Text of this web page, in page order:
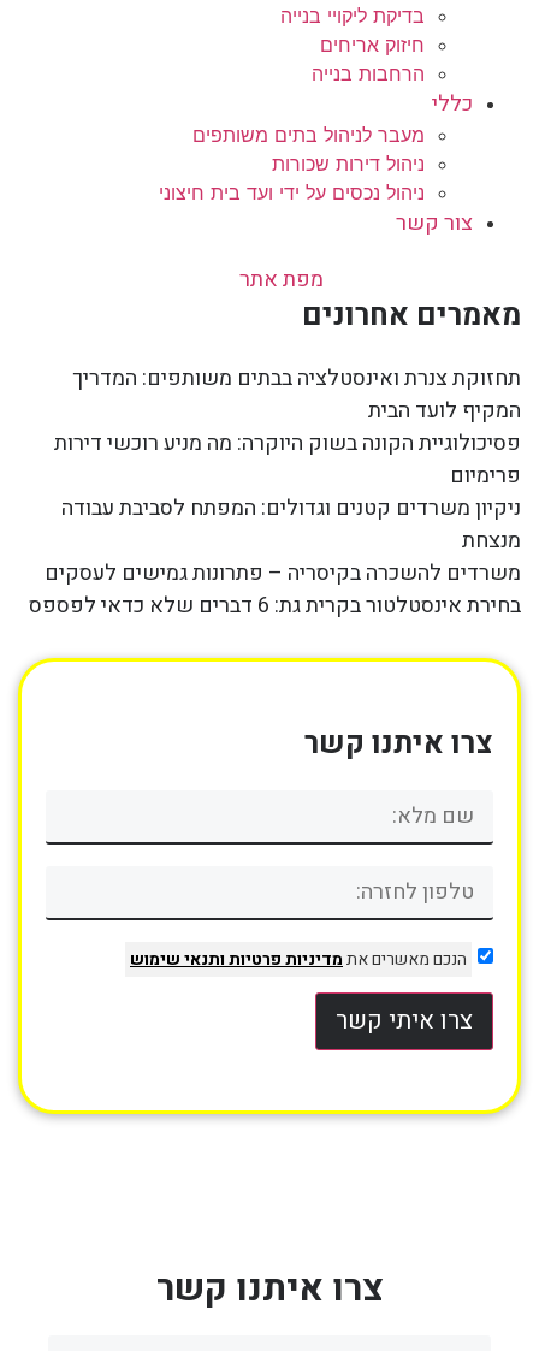
בדיקת ליקויי בנייה
חיזוק אריחים
הרחבות בנייה
כללי
מעבר לניהול בתים משותפים
ניהול דירות שכורות
ניהול נכסים על ידי ועד בית חיצוני
צור קשר
מפת אתר
מאמרים אחרונים
תחזוקת צנרת ואינסטלציה בבתים משותפים: המדריך
המקיף לועד הבית
פסיכולוגיית הקונה בשוק היוקרה: מה מניע רוכשי דירות
פרימיום
ניקיון משרדים קטנים וגדולים: המפתח לסביבת עבודה
מנצחת
משרדים להשכרה בקיסריה – פתרונות גמישים לעסקים
בחירת אינסטלטור בקרית גת: 6 דברים שלא כדאי לפספס
צרו איתנו קשר
הנכם מאשרים אתמדיניות פרטיותותנאי שימוש
צרו איתי קשר
צרו איתנו קשר